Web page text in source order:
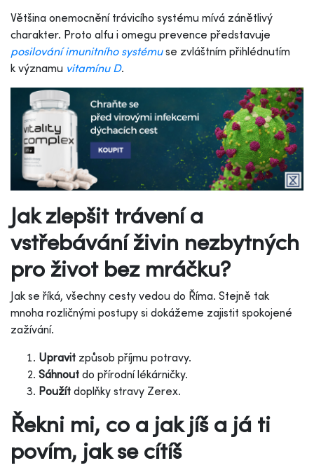
Většina onemocnění trávicího systému mívá zánětlivý
charakter. Proto alfu i omegu prevence představuje
posilování imunitního systémuse zvláštním přihlédnutím
k významu vitamínu D.
Jak zlepšit trávení a
vstřebávání živin nezbytných
pro život bez mráčku?
Jak se říká, všechny cesty vedou do Říma. Stejně tak
mnoha rozličnými postupy si dokážeme zajistit spokojené
zažívání.
Upravit způsob příjmu potravy.
Sáhnout do přírodní lékárničky.
Použít doplňky stravy Zerex.
Řekni mi, co a jak jíš a já ti
povím, jak se cítíš